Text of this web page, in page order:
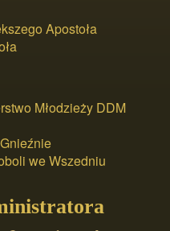
Apostoła
Młodzieży DDM
we Wszedniu